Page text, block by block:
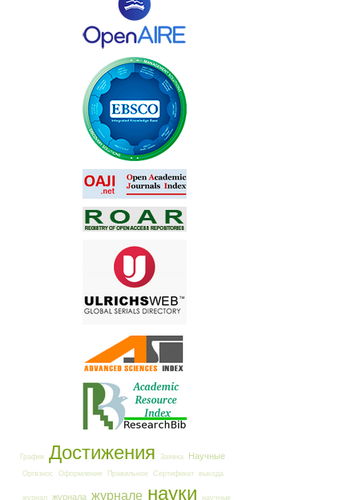
График Достижения Заявка Научные
Оргвзнос Оформление Правильное Сертификат выхода
журнал журнала журнале науки научные